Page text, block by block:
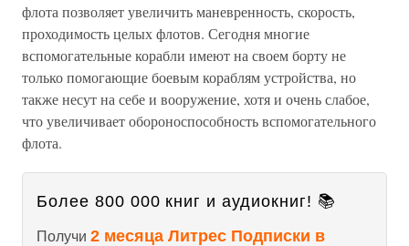
флота позволяет увеличить маневренность, скорость,
проходимость целых флотов. Сегодня многие
вспомогательные корабли имеют на своем борту не
только помогающие боевым кораблям устройства, но
также несут на себе и вооружение, хотя и очень слабое,
что увеличивает обороноспособность вспомогательного
флота.
Более 800 000 книг и аудиокниг! 📚
Получи 2 месяца Литрес Подписки в